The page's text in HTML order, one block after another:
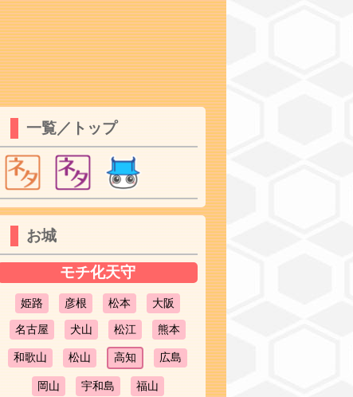
一覧／トップ
お城
モチ化天守
姫路 彦根 松本 大阪
名古屋 犬山 松江 熊本
和歌山 松山 高知 広島
岡山 宇和島 福山